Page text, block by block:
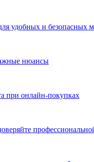
удобных и безопасных
нюансы
при онлайн-покупках